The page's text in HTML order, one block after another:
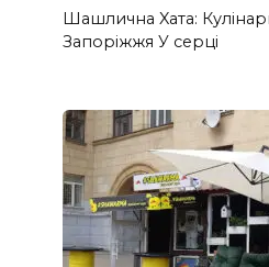
Шашлична Xата:
Запоріжжя У серці